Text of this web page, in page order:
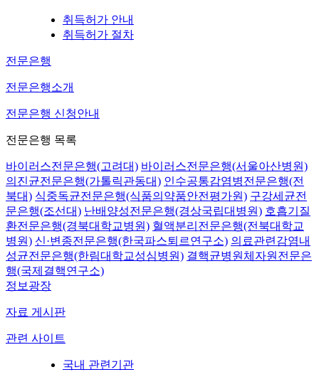
취득허가 안내
취득허가 절차
전문은행
전문은행소개
전문은행 신청안내
전문은행 목록
바이러스전문은행(고려대) 바이러스전문은행(서울아산병원)
의진균전문은행(가톨릭관동대) 인수공통감염병전문은행(전
북대) 식중독균전문은행(식품의약품안전평가원) 구강세균전
문은행(조선대) 난배양성전문은행(경상국립대병원) 호흡기질
환전문은행(경북대학교병원) 혈액분리전문은행(전북대학교
병원) 신·변종전문은행(한국파스퇴르연구소) 의료관련감염내
성균전문은행(한림대학교성심병원) 결핵균병원체자원전문은
행(국제결핵연구소)
정보광장
자료 게시판
관련 사이트
국내 관련기관